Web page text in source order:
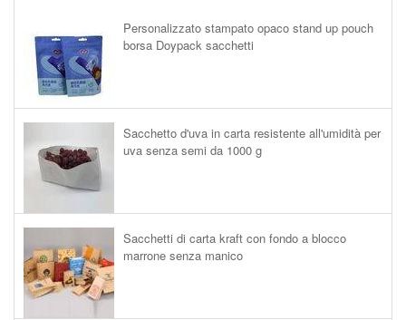
Personalizzato stampato opaco stand up pouch
borsa Doypack sacchetti
Sacchetto d'uva in carta resistente all'umidità per
uva senza semi da 1000 g
Sacchetti di carta kraft con fondo a blocco
marrone senza manico